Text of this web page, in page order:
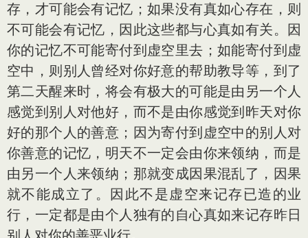
存，才可能会有记忆；如果没有真如心存在，则
不可能会有记忆，因此这些都与心真如有关。因
你的记忆不可能寄付到虚空里去；如能寄付到虚
空中，则别人曾经对你好意的帮助教导等，到了
第二天醒来时，将会有极大的可能是由另一个人
感觉到别人对他好，而不是由你感觉到昨天对你
好的那个人的善意；因为寄付到虚空中的别人对
你善意的记忆，明天不一定会由你来领纳，而是
由另一个人来领纳；那就变成因果混乱了，因果
就不能成立了。因此不是虚空来记存已造的业
行，一定都是由个人独有的自心真如来记存昨日